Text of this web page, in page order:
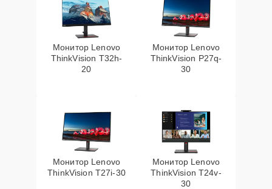
Монитор Lenovo
ThinkVision T32h-
20
Монитор Lenovo
ThinkVision P27q-
30
Монитор Lenovo
ThinkVision T27i-30
Монитор Lenovo
ThinkVision T24v-
30